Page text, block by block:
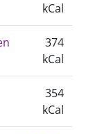
kCal
374
kCal
354
kCal